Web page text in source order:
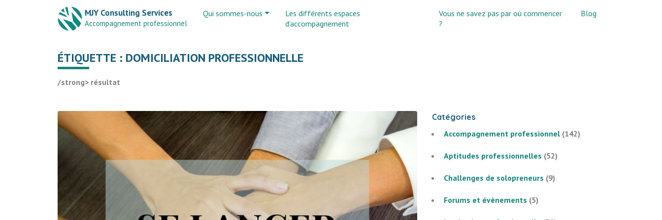
MJY Consulting Services
Accompagnement professionnel
Qui sommes-nous
Les différents espaces
d’accompagnement
Vous ne savez pas par où commencer
?
Blog
ÉTIQUETTE : DOMICILIATION PROFESSIONNELLE
/strong> résultat
Catégories
Accompagnement professionnel (142)
Aptitudes professionnelles (52)
Challenges de solopreneurs (9)
Forums et évènements (5)